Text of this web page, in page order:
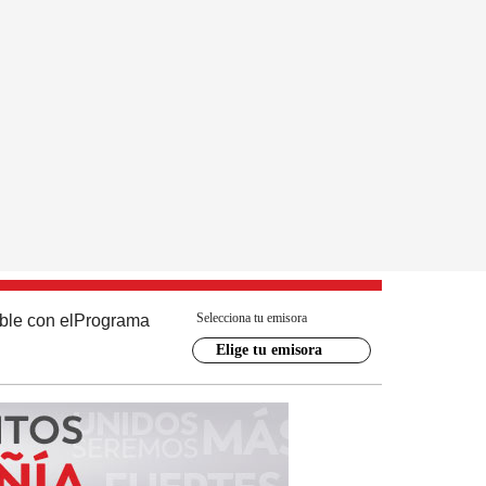
con el Programa Selecciona tu emisora
Elige tu emisora